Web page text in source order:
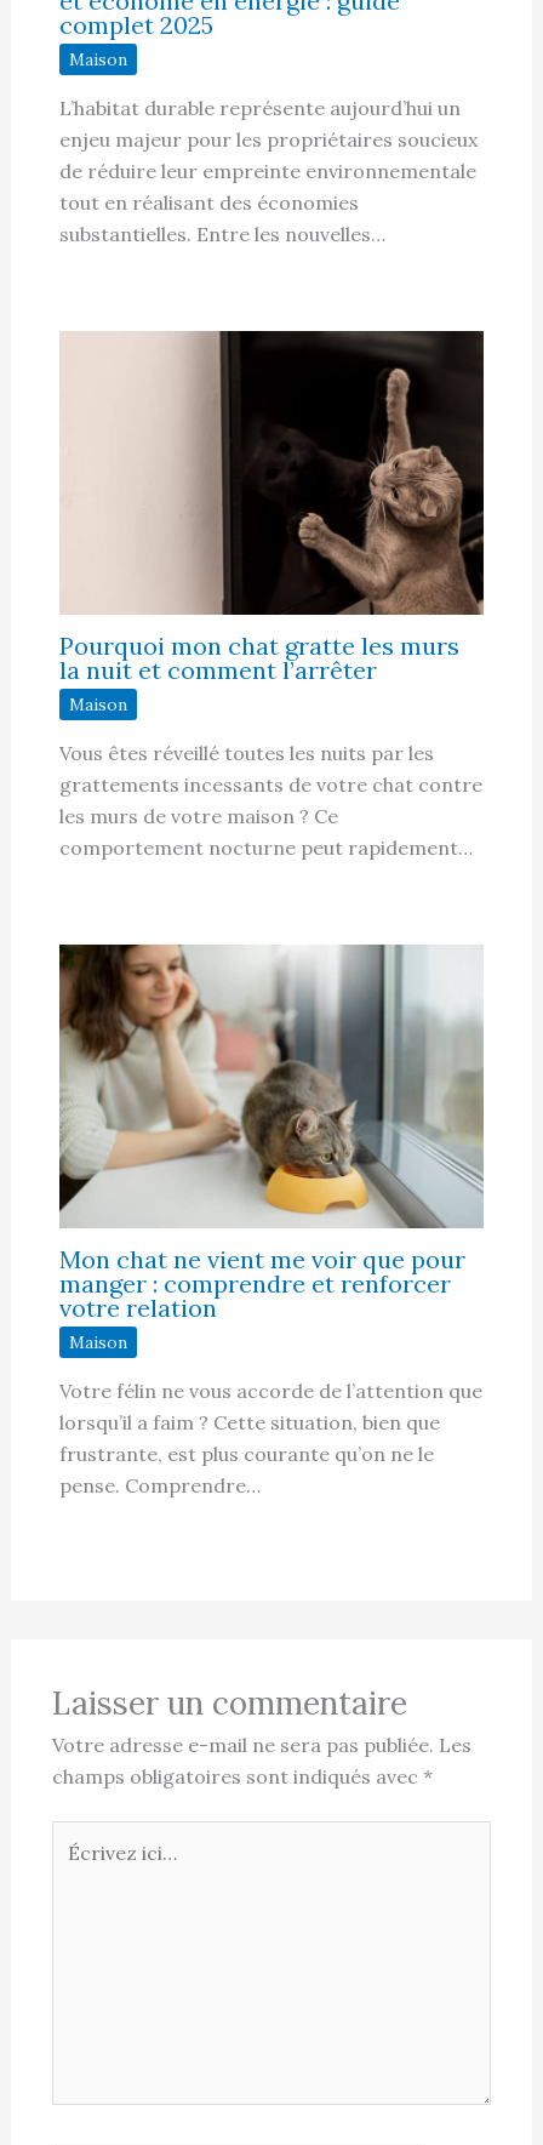
complet 2025
Maison
L’habitat durable représente aujourd’hui un
enjeu majeur pour les propriétaires soucieux
de réduire leur empreinte environnementale
tout en réalisant des économies
substantielles. Entre les nouvelles…
Pourquoi mon chat gratte les murs
la nuit et comment l’arrêter
Maison
Vous êtes réveillé toutes les nuits par les
grattements incessants de votre chat contre
les murs de votre maison ? Ce
comportement nocturne peut rapidement…
Mon chat ne vient me voir que pour
manger : comprendre et renforcer
votre relation
Maison
Votre félin ne vous accorde de l’attention que
lorsqu’il a faim ? Cette situation, bien que
frustrante, est plus courante qu’on ne le
pense. Comprendre…
Laisser un commentaire
Votre adresse e-mail ne sera pas publiée. Les
champs obligatoires sont indiqués avec *
ici…